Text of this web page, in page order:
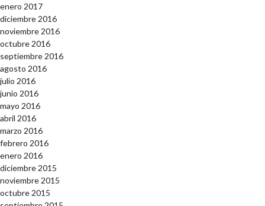
enero 2017
diciembre 2016
noviembre 2016
octubre 2016
septiembre 2016
agosto 2016
julio 2016
junio 2016
mayo 2016
abril 2016
marzo 2016
febrero 2016
enero 2016
diciembre 2015
noviembre 2015
octubre 2015